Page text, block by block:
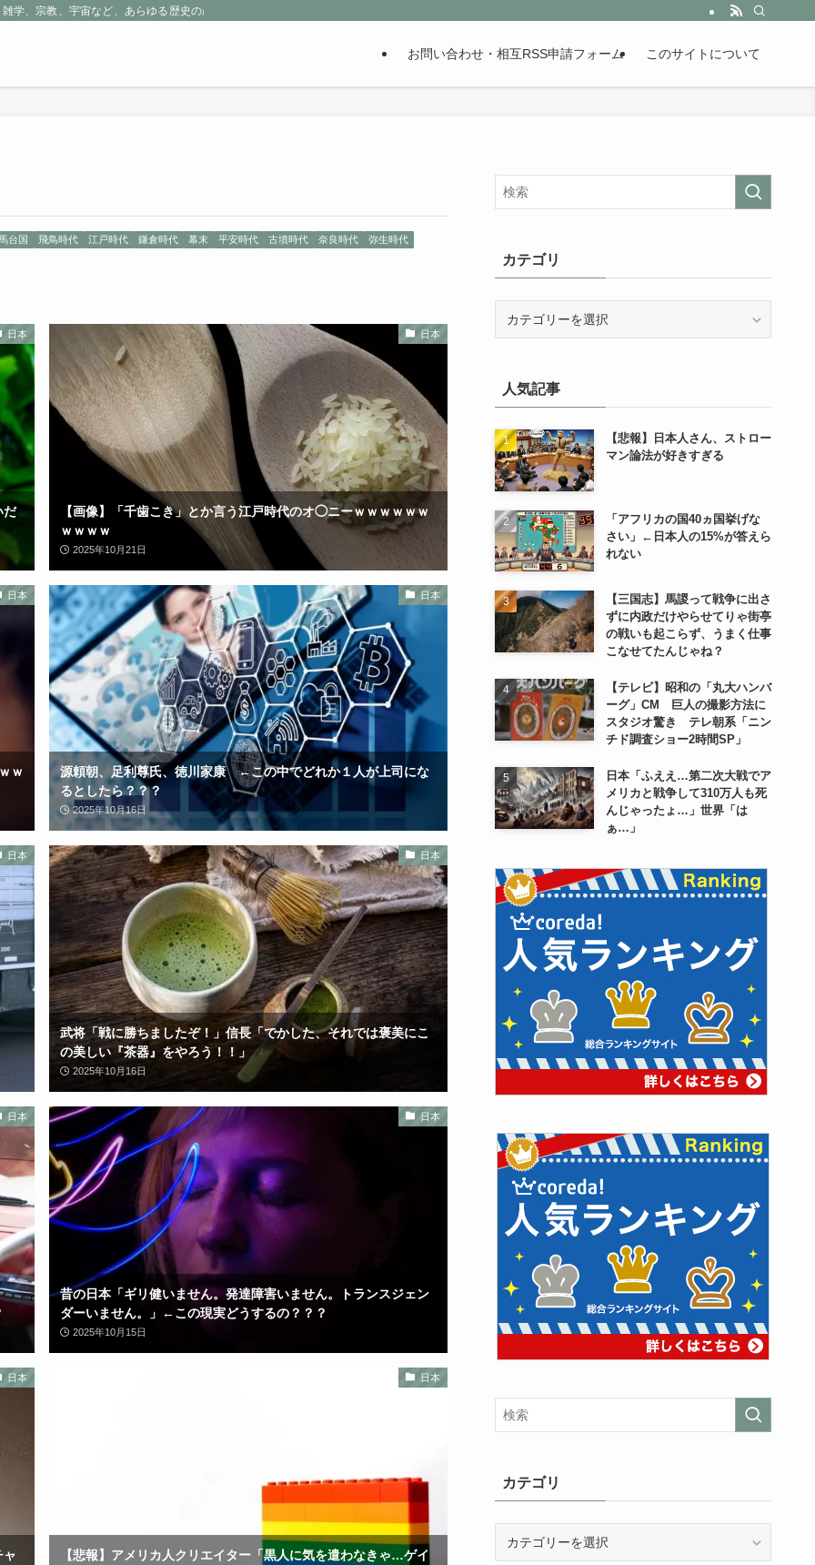
学、宗教、宇宙など、あらゆる歴史の産物に包まれる魅惑の世界を探求しよう。歴史が苦手な人も魅了するまとめサイトです。
お問い合わせ・相互RSS申請フォーム このサイトについて
台国 飛鳥時代 江戸時代 鎌倉時代 幕末 平安時代 古墳時代 奈良時代 弥生時代
日本
だ
日本
【画像】「千歯こき」とか言う江戸時代のオ◯ニーｗｗｗｗｗｗ
ｗｗｗｗ
2025年10月21日
日本
ｗ
日本
源頼朝、足利尊氏、徳川家康 ←この中でどれか１人が上司にな
るとしたら？？？
2025年10月16日
日本 日本
武将「戦に勝ちましたぞ！」信長「でかした、それでは褒美にこ
の美しい『茶器』をやろう！！」
2025年10月16日
日本 日本
昔の日本「ギリ健いません。発達障害いません。トランスジェン
ダーいません。」←この現実どうするの？？？
2025年10月15日
日本
ャ
日本
【悲報】アメリカ人クリエイター「黒人に気を遣わなきゃ…ゲイ
カテゴリ
人気記事
【悲報】日本人さん、ストロー
マン論法が好きすぎる
「アフリカの国40ヵ国挙げな
さい」←日本人の15%が答えら
れない
【三国志】馬謖って戦争に出さ
ずに内政だけやらせてりゃ街亭
の戦いも起こらず、うまく仕事
こなせてたんじゃね？
【テレビ】昭和の「丸大ハンバ
ーグ」CM 巨人の撮影方法に
スタジオ驚き テレ朝系「ニン
チド調査ショー2時間SP」
日本「ふええ…第二次大戦でア
メリカと戦争して310万人も死
んじゃったょ…」世界「は
ぁ…」
カテゴリ